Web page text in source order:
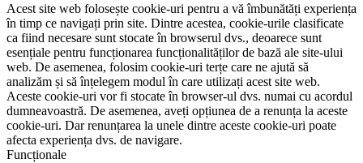
Acest site web folosește cookie-uri pentru a vă îmbunătăți experiența
în timp ce navigați prin site. Dintre acestea, cookie-urile clasificate
ca fiind necesare sunt stocate în browserul dvs., deoarece sunt
esențiale pentru funcționarea funcționalităților de bază ale site-ului
web. De asemenea, folosim cookie-uri terțe care ne ajută să
analizăm și să înțelegem modul în care utilizați acest site web.
Aceste cookie-uri vor fi stocate în browser-ul dvs. numai cu acordul
dumneavoastră. De asemenea, aveți opțiunea de a renunța la aceste
cookie-uri. Dar renunțarea la unele dintre aceste cookie-uri poate
afecta experiența dvs. de navigare.
Funcționale